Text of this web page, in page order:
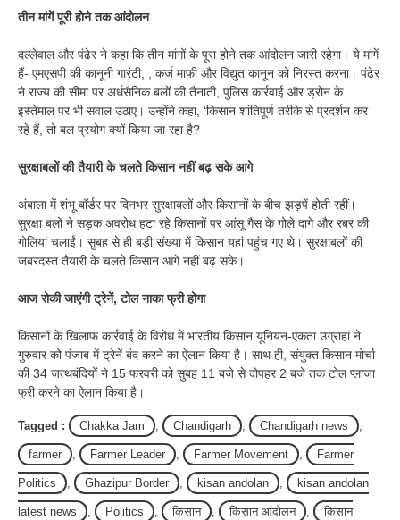
तीन मांगें पूरी होने तक आंदोलन
दल्लेवाल और पंढेर ने कहा कि तीन मांगों के पूरा होने तक आंदोलन जारी रहेगा। ये मांगें
हैं- एमएसपी की कानूनी गारंटी, , कर्ज माफी और विद्युत कानून को निरस्त करना। पंढेर
ने राज्य की सीमा पर अर्धसैनिक बलों की तैनाती, पुलिस कार्रवाई और ड्रोन के
इस्तेमाल पर भी सवाल उठाए। उन्होंने कहा, ‘किसान शांतिपूर्ण तरीके से प्रदर्शन कर
रहे हैं, तो बल प्रयोग क्यों किया जा रहा है?
सुरक्षाबलों की तैयारी के चलते किसान नहीं बढ़ सके आगे
अंबाला में शंभू बॉर्डर पर दिनभर सुरक्षाबलों और किसानों के बीच झड़पें होती रहीं।
सुरक्षा बलों ने सड़क अवरोध हटा रहे किसानों पर आंसू गैस के गोले दागे और रबर की
गोलियां चलाईं। सुबह से ही बड़ी संख्या में किसान यहां पहुंच गए थे। सुरक्षाबलों की
जबरदस्त तैयारी के चलते किसान आगे नहीं बढ़ सके।
आज रोकी जाएंगी ट्रेनें, टोल नाका फ्री होगा
किसानों के खिलाफ कार्रवाई के विरोध में भारतीय किसान यूनियन-एकता उग्राहां ने
गुरुवार को पंजाब में ट्रेनें बंद करने का ऐलान किया है। साथ ही, संयुक्त किसान मोर्चा
की 34 जत्थबंदियों ने 15 फरवरी को सुबह 11 बजे से दोपहर 2 बजे तक टोल प्लाजा
फ्री करने का ऐलान किया है।
Tagged : Chakka Jam , Chandigarh , Chandigarh news ,
farmer , Farmer Leader , Farmer Movement , Farmer
Politics , Ghazipur Border , kisan andolan , kisan andolan
latest news , Politics , किसान , किसान आंदोलन , किसान